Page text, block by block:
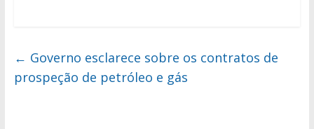
← Governo esclarece sobre os contratos de
prospeção de petróleo e gás